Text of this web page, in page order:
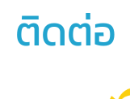
ติดต่อ